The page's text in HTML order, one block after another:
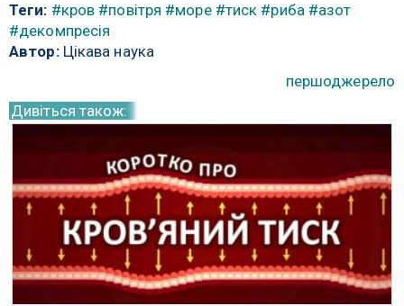
Теги: #кров #повітря #море #тиск #риба #азот
#декомпресія
Автор:Цікава наука
першоджерело
Дивіться також: